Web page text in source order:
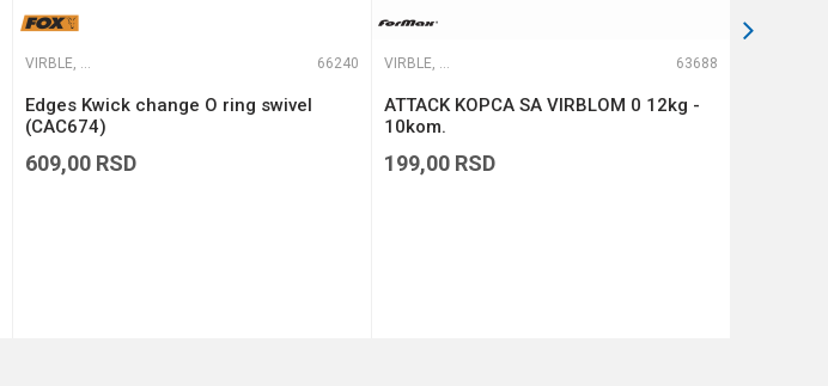
VIRBLE, KOPČE I ALKICE 66240
Edges Kwick change O ring swivel
(CAC674)
609,00 RSD
VIRBLE, KOPČE I ALKICE 63688
ATTACK KOPCA SA VIRBLOM 0 12kg -
10kom.
199,00 RSD